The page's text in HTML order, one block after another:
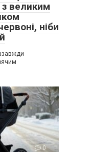
з великим
ніби
0